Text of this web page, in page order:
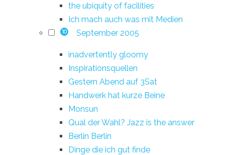
the ubiquity of facilities
Ich mach auch was mit Medien
10 September 2005
inadvertently gloomy
Inspirationsquellen
Gestern Abend auf 3Sat
Handwerk hat kurze Beine
Monsun
Qual der Wahl? Jazz is the answer
Berlin Berlin
Dinge die ich gut finde